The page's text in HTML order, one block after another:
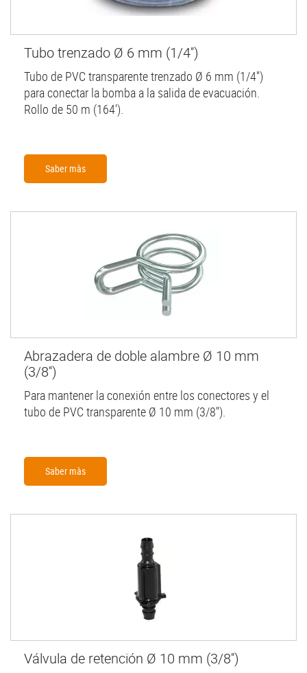
Tubo trenzado Ø 6 mm (1/4'')
Tubo de PVC transparente trenzado Ø 6 mm (1/4'')
para conectar la bomba a la salida de evacuación.
Rollo de 50 m (164').
Saber màs
Abrazadera de doble alambre Ø 10 mm
(3/8'')
Para mantener la conexión entre los conectores y el
tubo de PVC transparente Ø 10 mm (3/8'').
Saber màs
Válvula de retención Ø 10 mm (3/8'')